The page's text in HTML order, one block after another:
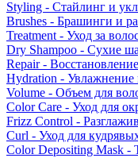
Styling - Стайлинг и
Brushes - Брашинги и
Treatment - Уход за
Dry Shampoo - Сухие
Repair -
Hydration - Увлажнение
Volume - Объем для
Color Care - Уход для
Frizz Control -
Curl - Уход для
Color Depositing Mask